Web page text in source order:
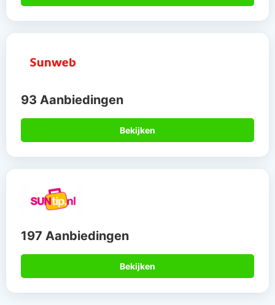
93 Aanbiedingen
Bekijken
197 Aanbiedingen
Bekijken